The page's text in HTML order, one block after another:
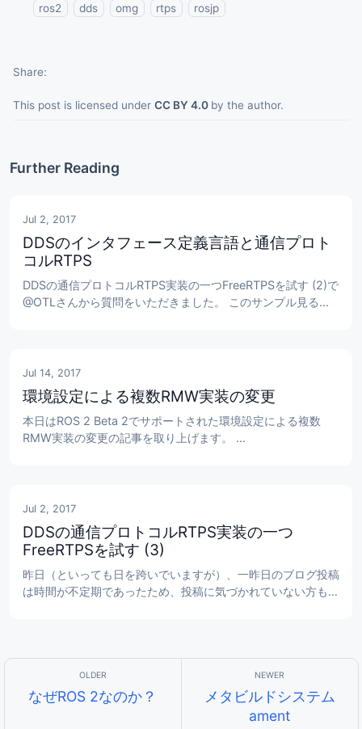
ros2 dds omg rtps rosjp
This post is licensed under CC BY 4.0 by the author.
Share
Further Reading
Jul 2, 2017
DDSのインタフェース定義言語と通信プロト
コルRTPS
DDSの通信プロトコルRTPS実装の一つFreeRTPSを試す (2)で
@OTLさんから質問をいただきました。 このサンプル見ると
んどうなんでしょうか？ DDSがよくわかってません
http://ro...
Jul 14, 2017
環境設定による複数RMW実装の変更
本日はROS 2 Beta 2でサポートされた環境設定による複数
RMW実装の変更の記事を取り上げます。
middleware-implementat...
Jul 2, 2017
DDSの通信プロトコルRTPS実装の一つ
FreeRTPSを試す (3)
昨日（といっても日を跨いでいますが）、一昨日のブログ投稿
は時間が不定期であったため、投稿に気づかれていない方もい
コルRTPS実装の一つFreeRTPSを試す (2) DDSのインタフェ
ース定義言語と通信プ...
なぜROS 2なのか？
メタビルドシステム
ament